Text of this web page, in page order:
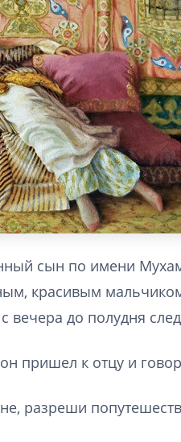
сын по имени
красивым
вечера до полудня
пришел к отцу и
разреши